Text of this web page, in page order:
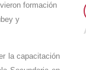
formación
y
la capacitación